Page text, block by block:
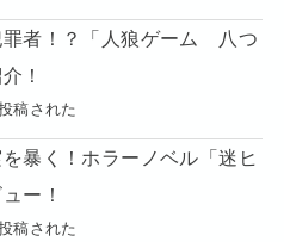
罪者！？「人狼ゲーム 八つ
！
稿された
暴く！ホラーノベル「迷ヒ
ー！
稿された